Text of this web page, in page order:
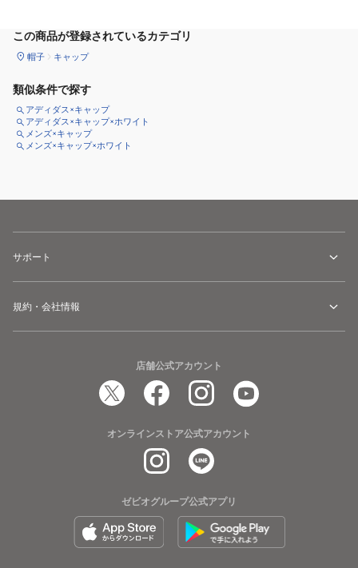
この商品が登録されているカテゴリ
帽子 キャップ
類似条件で探す
アディダス×キャップ
アディダス×キャップ×ホワイト
メンズ×キャップ
メンズ×キャップ×ホワイト
サポート
規約・会社情報
店舗公式アカウント
オンラインストア公式アカウント
ゼビオグループ公式アプリ